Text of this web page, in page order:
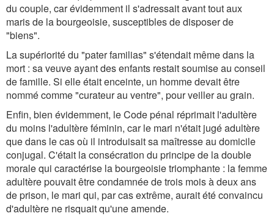
du couple, car évidemment il s'adressait avant tout aux
maris de la bourgeoisie, susceptibles de disposer de
"biens".
La supériorité du "pater familias" s'étendait même dans la
mort : sa veuve ayant des enfants restait soumise au conseil
de famille. Si elle était enceinte, un homme devait être
nommé comme "curateur au ventre", pour veiller au grain.
Enfin, bien évidemment, le Code pénal réprimait l'adultère
du moins l'adultère féminin, car le mari n'était jugé adultère
que dans le cas où il introduisait sa maîtresse au domicile
conjugal. C'était la consécration du principe de la double
morale qui caractérise la bourgeoisie triomphante : la femme
adultère pouvait être condamnée de trois mois à deux ans
de prison, le mari qui, par cas extrême, aurait été convaincu
d'adultère ne risquait qu'une amende.